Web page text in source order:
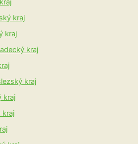
kraj
kraj
kraj
kraj
kraj
kraj